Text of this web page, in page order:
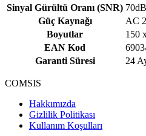
Sinyal Gürültü Oranı (SNR) 70dB
Güç Kaynağı
AC
Boyutlar
150
EAN Kod
Garanti Süresi
24
COMSIS
Hakkımızda
Gizlilik Politikası
Kullanım Koşulları